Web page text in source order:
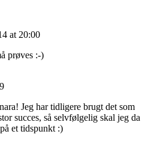
at 20:00
prøves :-)
Jeg har tidligere brugt det som
succes, så selvfølgelig skal jeg da
et tidspunkt :)